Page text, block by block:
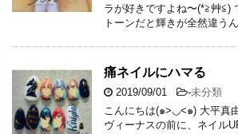
ラが好きですよね〜(*≧艸≦)
トーンだと輝きが全然違う
痛ネイルにハマる
2019/09/01 -未分類
こんにちは(๑>◡<๑) 大平真
ヴィーナスの前に、ネイル